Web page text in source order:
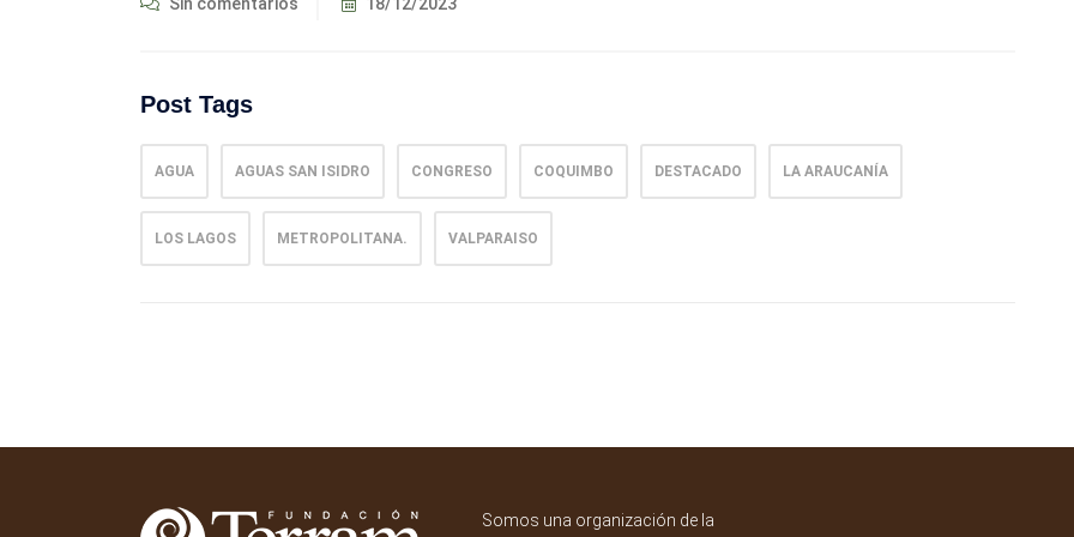
Sin comentarios 18/12/2023
Post Tags
AGUA AGUAS SAN ISIDRO CONGRESO COQUIMBO DESTACADO LA ARAUCANÍA
LOS LAGOS METROPOLITANA. VALPARAISO
Somos una organización de la